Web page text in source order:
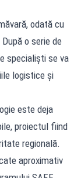
odată cu
o serie de
specialiști se va
logistice și
este deja
proiectul fiind
regională.
aproximativ